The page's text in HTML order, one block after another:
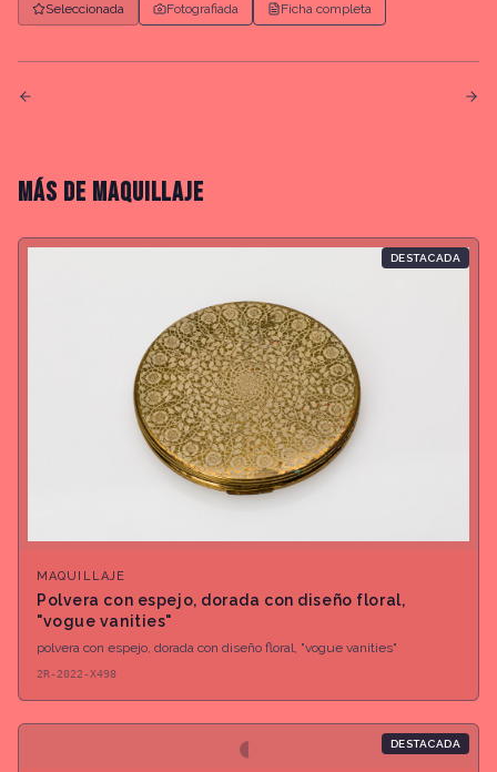
Seleccionada Fotografiada Ficha completa
MÁS DE MAQUILLAJE
DESTACADA
MAQUILLAJE
Polvera con espejo, dorada con diseño floral,
"vogue vanities"
polvera con espejo, dorada con diseño floral, "vogue vanities"
2R-2022-X498
◐ DESTACADA